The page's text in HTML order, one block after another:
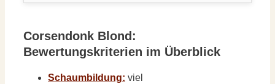
Corsendonk Blond:
Bewertungskriterien im Überblick
Schaumbildung: viel